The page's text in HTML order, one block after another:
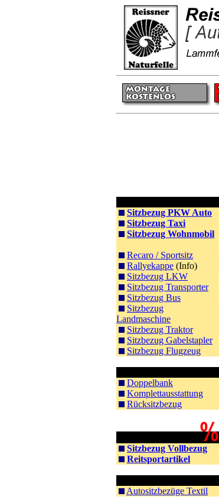
Sitzbezug PKW Auto
Sitzbezug Taxi
Sitzbezug Wohnmobil
Recaro / Sportsitz
Rallyekappe (Info)
Sitzbezug LKW
Sitzbezug Transporter
Sitzbezug Bus
Sitzbezug
Landmaschine
Sitzbezug Traktor
Sitzbezug Gabelstapler
Sitzbezug Flugzeug
Doppelbank
Komplettausstattung
Rücksitzbezug
Sitzbezug Vollbezug
Reitsportartikel
Autositzbezüge Textil